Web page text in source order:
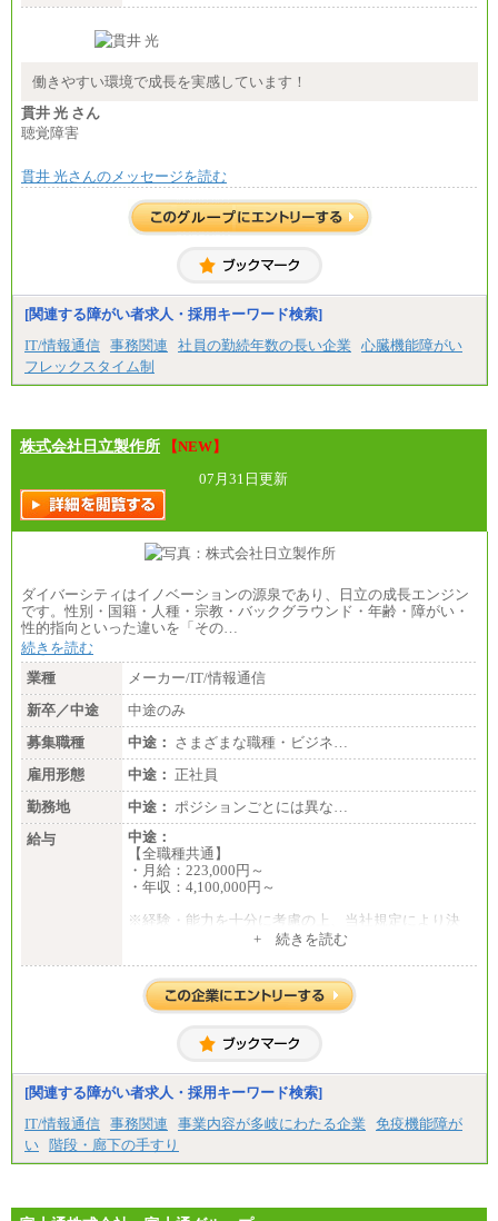
総合職 月給208,000～235,000円
※詳細はJTBキャリアサイトよりご確認ください。
総合職 月給220,000～230,000円＋地域間調整給
整給
※詳細はJTBキャリアサイトよりご確認ください。
■(株)JTBコミュニケーションデザイン
総合職 月給230,000円
みなし残業手当：20,000円（一律支給）※みなし
残業手当の残業時間は10.43時間。
間に応じて、時間外手当等を支給。
エリアサポート職 月給188,000円
■（株）JTBグローバルマーケティング＆トラベル
訪日事業職 月給202,000～227,000円＋地域間調整
給
※詳細はJTBキャリアサイトよりご確認ください。
■(株)JTBビジネストランスフォーム
総合職 月給205,000～225,000円＋地域間調整給
※詳細はJTBキャリアサイトよりご確認ください。
■(株)JTBデータサービス ※2027年新卒募集終了
※詳細はJTBキャリアサイトよりご確認ください。
■I&Jデジタルイノベーション(株)
総合職 月給224,500～242,600円＋地域手当
※詳細はJTBキャリアサイトよりご確認ください。
＜有期社員コース＞
■(株)JTBビジネストランスフォーム
有期契約職 月給185,000～195,000円
※詳細はJTBキャリアサイトよりご確認ください。
■(株)JTBパブリッシング ※2027年新卒募集終了
総合職 月給241,000円
中途：
①月給227,000円以上
②月給212,000円以上
④月給23万円～37万円
⑤月給20万円～25万円
⑥月給33万円～48万円
⑦月給271,000円以上
⑧～⑮月給200,000円〜月給400,000円
⑰月給237,000円以上
⑲東京：月給202,000 円以上 、京都：月給193,000 円
以上
⑳月給205,000円以上
㉑月給185,000 円以上
㉒月給185,000 円以上
㉓月給224,500円以上
※試用期間中も給与に変更はございません。
働きやすい環境で成長を実感しています！
貫井 光 さん
聴覚障害
貫井 光さんのメッセージを読む
[関連する障がい者求人・採用キーワード検索]
IT/情報通信 事務関連 社員の勤続年数の長い企業
心臓機能障がい
フレックスタイム制
株式会社日立製作所
【NEW】
07月31日更新
ダイバーシティはイノベーションの源泉であり、日立の成長エンジン
です。性別・国籍・人種・宗教・バックグラウンド・年齢・障がい・
性的指向といった違いを「その…
続きを読む
業種
メーカー/IT/情報通信
新卒／中途
中途のみ
募集職種
中途： さまざまな職種・ビジネ…
雇用形態
中途： 正社員
勤務地
中途： ポジションごとには異な…
給与
中途：
【全職種共通】
・月給：223,000円～
・年収：4,100,000円～
※経験・能力を十分に考慮の上、当社規定により決
+ 続きを読む
[関連する障がい者求人・採用キーワード検索]
IT/情報通信 事務関連 事業内容が多岐にわたる企業
免疫機能障が
い 階段・廊下の手すり